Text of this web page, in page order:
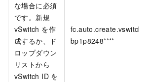
な場合に必須
です。新規
vSwitch を作
成するか、ド
ロップダウン
リストから
vSwitch ID を
bp1p8248****